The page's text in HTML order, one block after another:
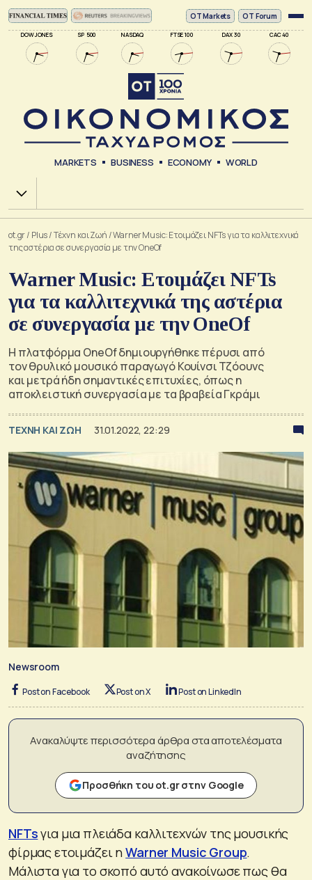
DOW JONES SP 500 NASDAQ FTSE 100 DAX 30 CAC 40
ΟΤ Markets OT Forum
MARKETS BUSINESS ECONOMY WORLD
Χ.Α.
ot.gr/ Plus/Tέχνη και Ζωή /Warner Music: Ετοιμάζει NFTs για τα καλλιτεχνικά
της αστέρια σε συνεργασία με την OneOf
Warner Music: Ετοιμάζει NFTs
για τα καλλιτεχνικά της αστέρια
σε συνεργασία με την OneOf
Η πλατφόρμα OneOf δημιουργήθηκε πέρυσι από
τον θρυλικό μουσικό παραγωγό Κουίνσι Τζόουνς
και μετρά ήδη σημαντικές επιτυχίες, όπως η
αποκλειστική συνεργασία με τα βραβεία Γκράμι
TΕΧΝΗ ΚΑΙ ΖΩΗ 31.01.2022, 22:29
Newsroom
Post on Facebook Post on X Post on LinkedIn
Ανακαλύψτε περισσότερα άρθρα στα αποτελέσματα
αναζήτησης
Προσθήκη του ot.gr στην Google
NFTsγια μια πλειάδα καλλιτεχνών της μουσικής
φίρμας ετοιμάζει ηWarner Music Group.
Μάλιστα για το σκοπό αυτό ανακοίνωσε πως θα